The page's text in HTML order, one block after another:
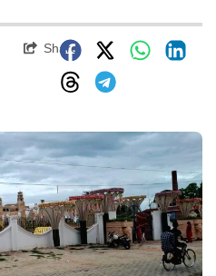
Share